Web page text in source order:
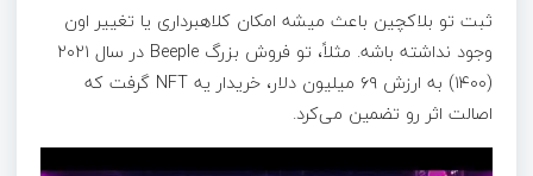
ثبت تو بلاکچین باعث میشه امکان کلاهبرداری یا تغییر اون
وجود نداشته باشه. مثلاً، تو فروش بزرگ Beeple در سال ۲۰۲۱
(۱۴۰۰) به ارزش ۶۹ میلیون دلار، خریدار یه NFT گرفت که
اصالت اثر رو تضمین می‌کرد.